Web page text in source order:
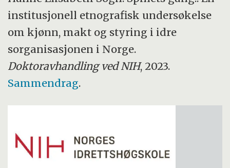
institusjonell etnografisk undersøkelse
om kjønn, makt og styring i idre
sorganisasjonen i Norge.
Doktoravhandling ved NIH, 2023.
Sammendrag.